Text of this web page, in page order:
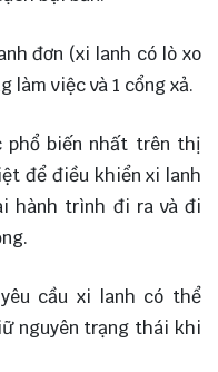
đơn (xi lanh có lò xo
làm việc và 1 cổng xả.
phổ biến nhất trên thị
để điều khiển xi lanh
hành trình đi ra và đi
cầu xi lanh có thể
nguyên trạng thái khi